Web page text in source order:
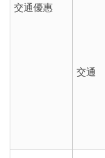
交通優惠
交通